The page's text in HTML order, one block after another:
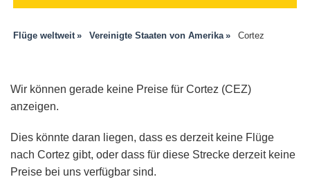
Flüge weltweit Vereinigte Staaten von Amerika Cortez
Wir können gerade keine Preise für Cortez (CEZ)
anzeigen.
Dies könnte daran liegen, dass es derzeit keine Flüge
nach Cortez gibt, oder dass für diese Strecke derzeit keine
Preise bei uns verfügbar sind.